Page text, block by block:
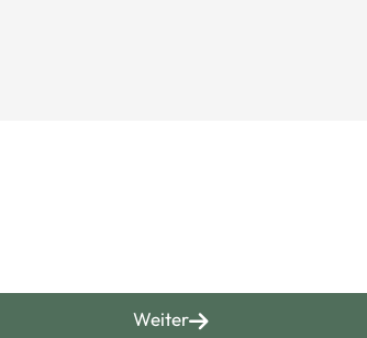
Weiter